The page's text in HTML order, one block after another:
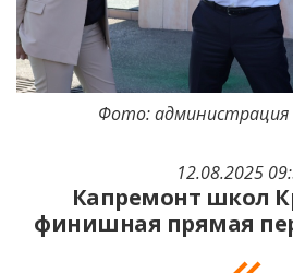
12.08.2025
Капремонт школ
финишная прямая
Фото: администрация